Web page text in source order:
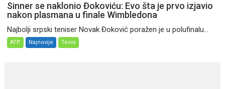
Sinner se naklonio Đokoviću: Evo šta je prvo izjavio
nakon plasmana u finale Wimbledona
Najbolji srpski teniser Novak Đoković poražen je u polufinalu...
ATP Najnovije Tenis